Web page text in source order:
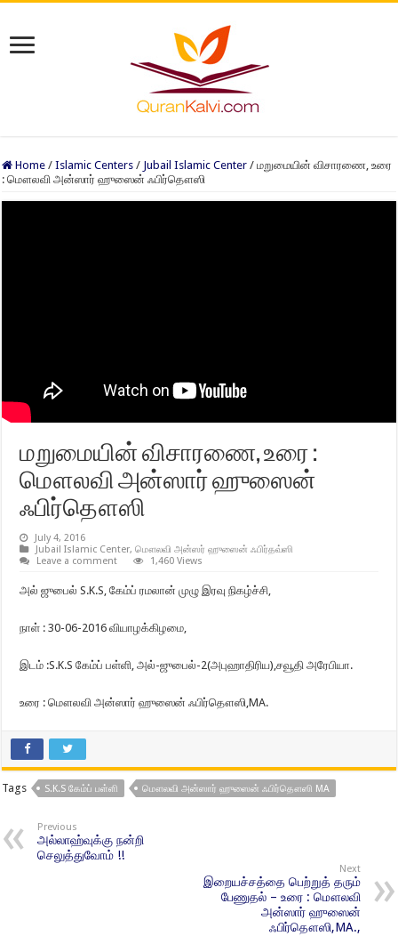
Home / Islamic Centers / Jubail Islamic Center / மறுமையின் விசாரணை, உரை
: மௌலவி அன்ஸார் ஹுஸைன் ஃபிர்தௌஸி
மறுமையின் விசாரணை, உரை :
மௌலவி அன்ஸார் ஹுஸைன்
ஃபிர்தௌஸி
July 4, 2016
Jubail Islamic Center,மௌலவி அன்ஸர் ஹுஸைன் ஃபிர்தவ்ஸி
Leave a comment
1,460 Views
அல் ஜுபைல் S.K.S, கேம்ப் ரமலான் முழு இரவு நிகழ்ச்சி,
நாள் : 30-06-2016 வியாழக்கிழமை,
இடம் :S.K.S கேம்ப் பள்ளி, அல்-ஜுபைல்-2(அபுஹாதிரிய),சவூதி அரேபியா.
உரை : மௌலவி அன்ஸார் ஹுஸைன் ஃபிர்தௌஸி,MA.
Tags S.K.S கேம்ப் பள்ளி மௌலவி அன்ஸார் ஹுஸைன் ஃபிர்தௌஸி MA
Previous
அல்லாஹ்வுக்கு நன்றி
செலுத்துவோம் !!
Next
இறையச்சத்தை பெற்றுத் தரும்
பேணுதல் – உரை : மௌலவி
அன்ஸார் ஹுஸைன்
ஃபிர்தௌஸி,MA.,